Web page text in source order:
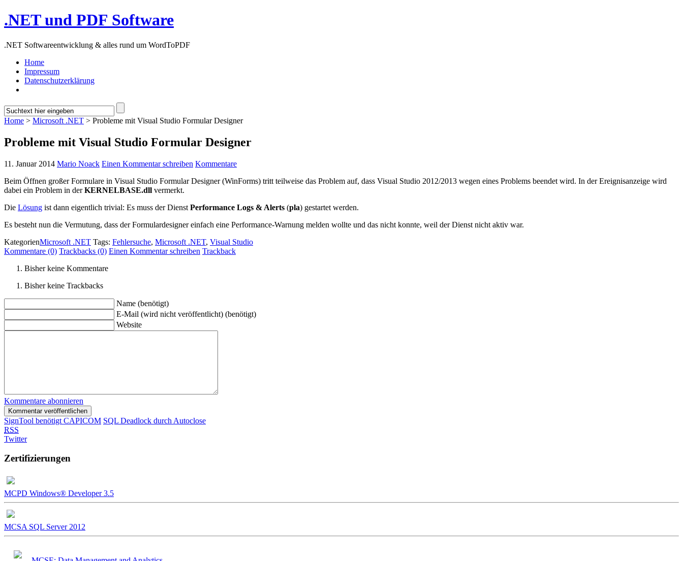
.NET und PDF Software
.NET Softwareentwicklung & alles rund um WordToPDF
Home
Impressum
Datenschutzerklärung
Home > Microsoft .NET > Probleme mit Visual Studio Formular Designer
Probleme mit Visual Studio Formular Designer
11. Januar 2014 Mario Noack Einen Kommentar schreiben Kommentare
Beim Öffnen großer Formulare in Visual Studio Formular Designer (WinForms) tritt teilweise das Problem auf, dass Visual Studio 2012/2013 wegen eines Problems beendet wird. In der Ereignisanzeige wird
dabei ein Problem in derKERNELBASE.dll vermerkt.
Die Lösung ist dann eigentlich trivial: Es muss der Dienst Performance Logs & Alerts (pla) gestartet werden.
Es besteht nun die Vermutung, dass der Formulardesigner einfach eine Performance-Warnung melden wollte und das nicht konnte, weil der Dienst nicht aktiv war.
KategorienMicrosoft .NET Tags: Fehlersuche, Microsoft .NET, Visual Studio
Kommentare (0) Trackbacks (0) Einen Kommentar schreiben Trackback
Bisher keine Kommentare
Bisher keine Trackbacks
Name (benötigt)
E-Mail (wird nicht veröffentlicht) (benötigt)
Website
Kommentare abonnieren
SignTool benötigt CAPICOM SQL Deadlock durch Autoclose
RSS
Twitter
Zertifizierungen
MCPD Windows® Developer 3.5
MCSA SQL Server 2012